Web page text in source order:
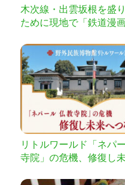
木次線・出雲坂根を盛
ために現地で「鉄道漫
リトルワールド「ネパ
寺院」の危機、修復し